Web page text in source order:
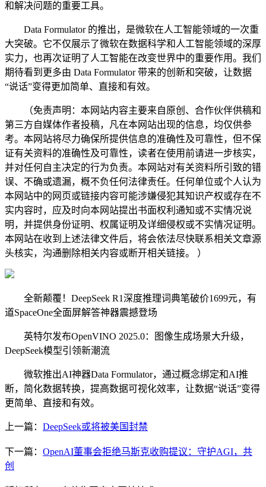
和解决问题的重要工具。
Data Formulator 的推出，是微软在人工智能领域的一次重
大突破。它不仅展示了微软在数据科学和人工智能领域的深厚
实力，也再次证明了人工智能在改变世界中的重要作用。我们
期待看到更多由 Data Formulator 带来的创新和突破，让数据
“说话”变得更加简单、直接和有效。
（免责声明：本网站内容主要来自原创、合作伙伴供稿和
第三方自媒体作者投稿，凡在本网站出现的信息，均仅供参
考。本网站将尽力确保所提供信息的准确性及可靠性，但不保
证有关资料的准确性及可靠性，读者在使用前请进一步核实，
并对任何自主决定的行为负责。本网站对有关资料所引致的错
误、不确或遗漏，概不负任何法律责任。任何单位或个人认为
本网站中的网页或链接内容可能涉嫌侵犯其知识产权或存在不
实内容时，应及时向本网站提出书面权利通知或不实情况说
明，并提供身份证明、权属证明及详细侵权或不实情况证明。
本网站在收到上述法律文件后，将会依法尽快联系相关文章源
头核实，沟通删除相关内容或断开相关链接。 ）
全新颠覆！DeepSeek R1深度推理词典笔破价1699元，有
道SpaceOne全面屏解答神器震撼登场
英特尔发布OpenVINO 2025.0：图像生成场景大升级，
DeepSeek模型引领新潮流
微软推出AI神器Data Formulator，通过概念绑定和AI推
断，简化数据转换，提高数据可视化效率，让数据“说话”变得
更简单、直接和有效。
上一篇： DeepSeek或将被美国封禁
下一篇： OpenAI董事会拒绝马斯克收购提议：守护AGI，共
创